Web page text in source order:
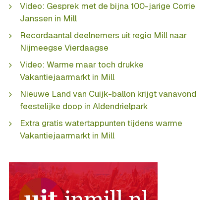
Video: Gesprek met de bijna 100-jarige Corrie
Janssen in Mill
Recordaantal deelnemers uit regio Mill naar
Nijmeegse Vierdaagse
Video: Warme maar toch drukke
Vakantiejaarmarkt in Mill
Nieuwe Land van Cuijk-ballon krijgt vanavond
feestelijke doop in Aldendrielpark
Extra gratis watertappunten tijdens warme
Vakantiejaarmarkt in Mill